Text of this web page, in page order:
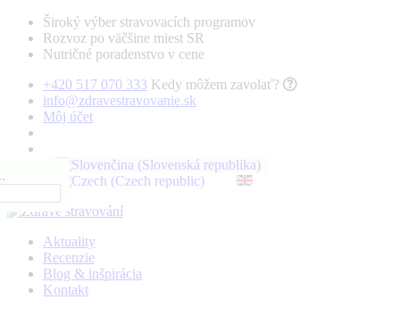
Široký výber stravovacích programov
Rozvoz po väčšine miest SR
Nutričné poradenstvo v cene
+420 517 070 333 Kedy môžem zavolať?
info@zdravestravovanie.sk
Môj účet
Aktuality
Recenzie
Blog & inšpirácia
Kontakt